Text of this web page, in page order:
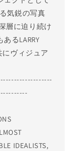
気鋭の写真
層に迫り続け
るLARRY
にヴィジュア
IDEALISTS,